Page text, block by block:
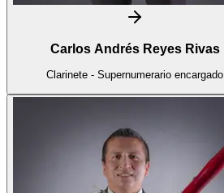
Carlos Andrés Reyes Rivas
Clarinete - Supernumerario encargado